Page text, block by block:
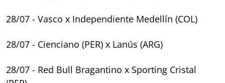
28/07 - Vasco x Independiente Medellín (COL)
28/07 - Cienciano (PER) x Lanús (ARG)
28/07 - Red Bull Bragantino x Sporting Cristal